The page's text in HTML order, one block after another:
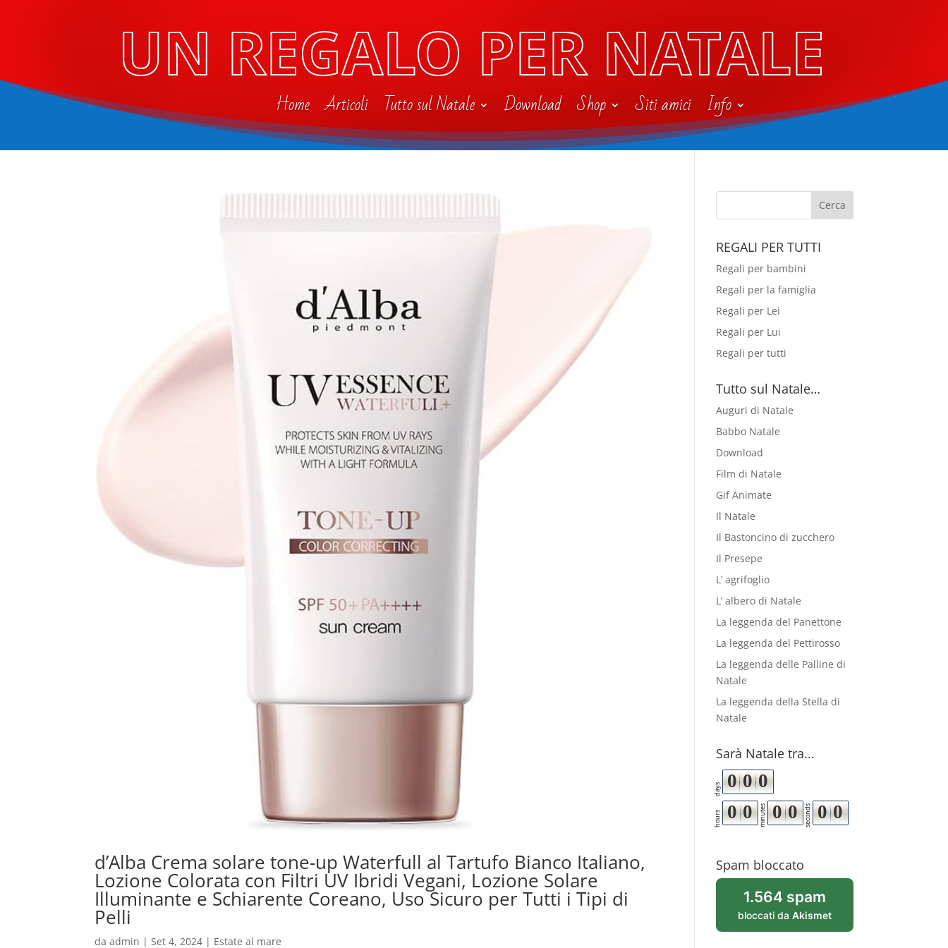
UN REGALO PER NATALE
Home Articoli Tutto sul Natale Download Shop Siti amici Info
d’Alba Crema solare tone-up Waterfull al Tartufo Bianco Italiano,
Lozione Colorata con Filtri UV Ibridi Vegani, Lozione Solare
Illuminante e Schiarente Coreano, Uso Sicuro per Tutti i Tipi di
Pelli
daadmin |Set 4, 2024 | Estate al mare
REGALI PER TUTTI
Regali per bambini
Regali per la famiglia
Regali per Lei
Regali per Lui
Regali per tutti
Tutto sul Natale…
Auguri di Natale
Babbo Natale
Download
Film di Natale
Gif Animate
Il Natale
Il Bastoncino di zucchero
Il Presepe
L’ agrifoglio
L’ albero di Natale
La leggenda del Panettone
La leggenda del Pettirosso
La leggenda delle Palline di
Natale
La leggenda della Stella di
Natale
Sarà Natale tra...
days 0 0 0
hours 0 0 minutes 0 0 seconds 0 0
Spam bloccato
1.564 spam
bloccati da Akismet